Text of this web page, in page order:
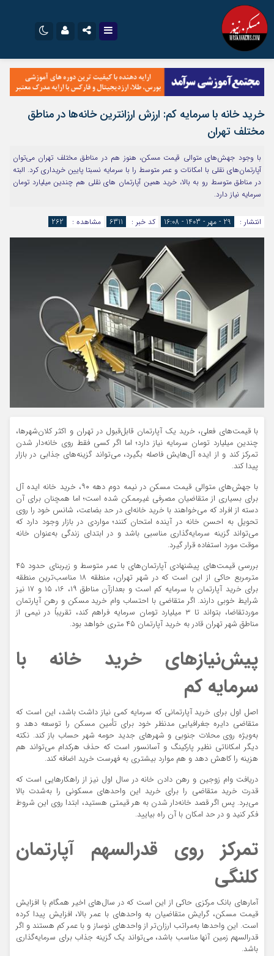
اینستاگرام
تلگرام
سروش
ایتا
آپارات
اپلیکیشن
نام کاربری یا نشانی ایمیل
رمز عبور
مرا به خاطر بسپار
خرید خانه با سرمایه کم: ارزش ارزانترین خانه‌ها در مناطق
مختلف تهران
با وجود جهش‌های متوالی قیمت مسکن، هنوز هم در مناطق مختلف تهران می‌توان
آپارتمان‌های نقلی با امکانات و عمر متوسط را با سرمایه نسبتا پایین خریداری کرد. البته
در مناطق متوسط رو به بالا، خرید همین آپارتمان های نقلی هم چندین میلیارد تومان
سرمایه نیاز دارد.
انتشار : 29 - مهر - 1403 - 16:08 کد خبر : 6311 مشاهده : 262
با قیمت‌های فعلی، خرید یک آپارتمان قابل‌قبول در تهران و اکثر کلان‌شهرها،
چندین میلیارد تومان سرمایه نیاز دارد؛ اما اگر کسی فقط روی خانه‌دار شدن
تمرکز کند و از ایده آل‌هایش فاصله بگیرد، می‌تواند گزینه‌های جذابی در بازار
پیدا کند.
با جهش‌های متوالی قیمت مسکن در نیمه دوم دهه ۹۰، خرید خانه ایده آل
برای بسیاری از متقاضیان مصرفی غیرممکن شده است؛ اما همچنان برای آن
دسته از افراد که می‌خواهند با خرید خانه‌ای در حد بضاعت، شانس خود را روی
تحویل به احسن خانه در آینده امتحان کنند؛ مواردی در بازار وجود دارد که
می‌تواند گزینه سرمایه‌گذاری مناسبی باشد و در ابتدای زندگی به‌عنوان خانه
موقت مورد استفاده قرار گیرد.
بررسی قیمت‌های پیشنهادی آپارتمان‌های با عمر متوسط و زیربنای حدود ۴۵
مترمربع حاکی از این است که در شهر تهران، منطقه ۱۸ مناسب‌ترین منطقه
برای خرید آپارتمان با سرمایه کم است و بعدازآن مناطق ۱۹، ۱۶، ۱۵ و ۱۷ نیز
شرایط خوبی دارند. اگر متقاضی با احتساب وام خرید مسکن و رهن آپارتمان
موردتقاضا، بتواند تا ۳ میلیارد تومان سرمایه فراهم کند، تقریباً در نیمی از
مناطق شهر تهران قادر به خرید آپارتمان ۴۵ متری خواهد بود.
پیش‌نیازهای خرید خانه با
سرمایه کم
اصل اول برای خرید آپارتمانی که سرمایه کمی نیاز داشت باشد، این است که
متقاضی دایره جغرافیایی مدنظر خود برای تأمین مسکن را توسعه دهد و
به‌ویژه روی محلات جنوبی و شهرهای جدید حومه شهر حساب باز کند. نکته
دیگر امکاناتی نظیر پارکینگ و آسانسور است که حذف هرکدام می‌تواند هم
هزینه را کاهش دهد و هم موارد بیشتری به فهرست خرید اضافه کند.
دریافت وام زوجین و رهن دادن خانه در سال اول نیز از راهکارهایی است که
قدرت خرید متقاضی را برای خرید این واحدهای مسکونی را به‌شدت بالا
می‌برد. پس اگر قصد خانه‌دار شدن به هر قیمتی هستید، ابتدا روی این شروط
فکر کنید و در حد امکان با آن راه بیایید.
تمرکز روی قدرالسهم آپارتمان
کلنگی
آمارهای بانک مرکزی حاکی از این است که در سال‌های اخیر همگام با افزایش
قیمت مسکن، گرایش متقاضیان به واحدهای با عمر بالا، افزایش پیدا کرده
است. این واحدها به‌مراتب ارزان‌تر از واحدهای نوساز و با عمر کم هستند و اگر
قدرالسهم زمین آنها مناسب باشد، می‌تواند یک گزینه جذاب برای سرمایه‌گذاری
باشد.